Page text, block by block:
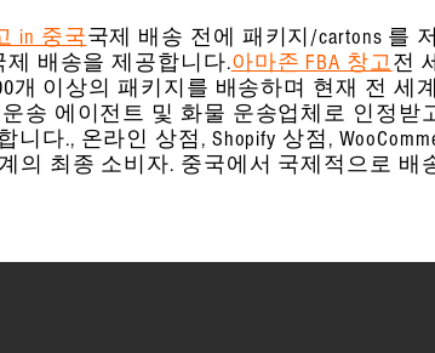
in 중국국제 배송 전에 패키지/cartons 를
배송을 제공합니다.아마존 FBA 창고전
개 이상의 패키지를 배송하며 현재 전 세
송 에이전트 및 화물 운송업체로 인정받
니다., 온라인 상점, Shopify 상점,
계의 최종 소비자. 중국에서 국제적으로